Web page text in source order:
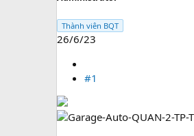
Thành viên BQT
26/6/23
#1